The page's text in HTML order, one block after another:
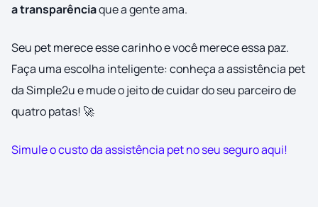
a transparênciaque a gente ama.
Seu pet merece esse carinho e você merece essa paz.
Faça uma escolha inteligente: conheça a assistência pet
da Simple2u e mude o jeito de cuidar do seu parceiro de
quatro patas! 🚀
Simule o custo da assistência pet no seu seguro aqui!